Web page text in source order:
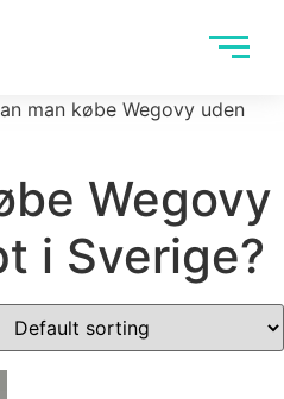
man købe Wegovy uden
Wegovy
i Sverige?